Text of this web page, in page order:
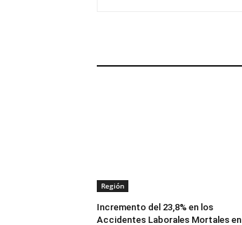
Región
Incremento del 23,8% en los
Accidentes Laborales Mortales en